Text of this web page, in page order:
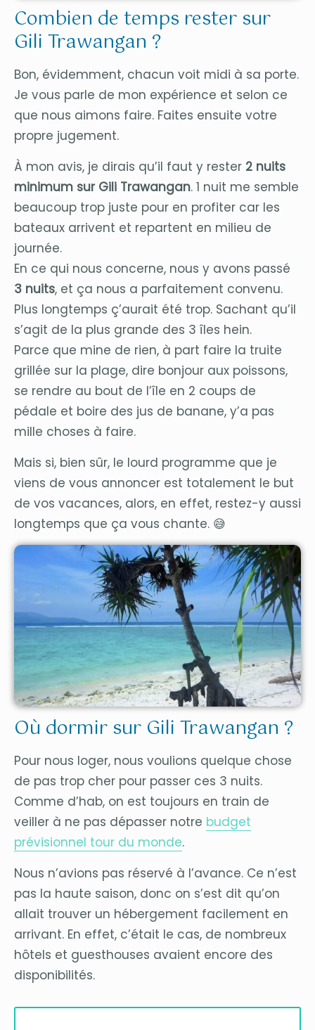
Combien de temps rester sur
Gili Trawangan ?
Bon, évidemment, chacun voit midi à sa porte.
Je vous parle de mon expérience et selon ce
que nous aimons faire. Faites ensuite votre
propre jugement.
À mon avis, je dirais qu’il faut y rester 2 nuits
minimum sur Gili Trawangan. 1 nuit me semble
beaucoup trop juste pour en profiter car les
bateaux arrivent et repartent en milieu de
journée.
En ce qui nous concerne, nous y avons passé
3 nuits, et ça nous a parfaitement convenu.
Plus longtemps ç’aurait été trop. Sachant qu’il
s’agit de la plus grande des 3 îles hein.
Parce que mine de rien, à part faire la truite
grillée sur la plage, dire bonjour aux poissons,
se rendre au bout de l’île en 2 coups de
pédale et boire des jus de banane, y’a pas
mille choses à faire.
Mais si, bien sûr, le lourd programme que je
viens de vous annoncer est totalement le but
de vos vacances, alors, en effet, restez-y aussi
longtemps que ça vous chante. 😅
Où dormir sur Gili Trawangan ?
Pour nous loger, nous voulions quelque chose
de pas trop cher pour passer ces 3 nuits.
Comme d’hab, on est toujours en train de
veiller à ne pas dépasser notre budget
prévisionnel tour du monde.
Nous n’avions pas réservé à l’avance. Ce n’est
pas la haute saison, donc on s’est dit qu’on
allait trouver un hébergement facilement en
arrivant. En effet, c’était le cas, de nombreux
hôtels et guesthouses avaient encore des
disponibilités.